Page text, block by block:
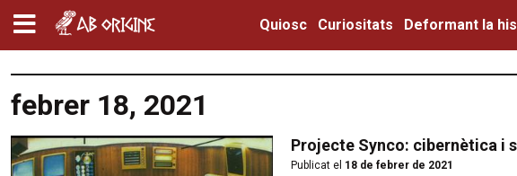
Quiosc Curiositats Deformant la
febrer 18, 2021
Projecte Synco: cibernètica i
Publicat el 18 de febrer de 2021